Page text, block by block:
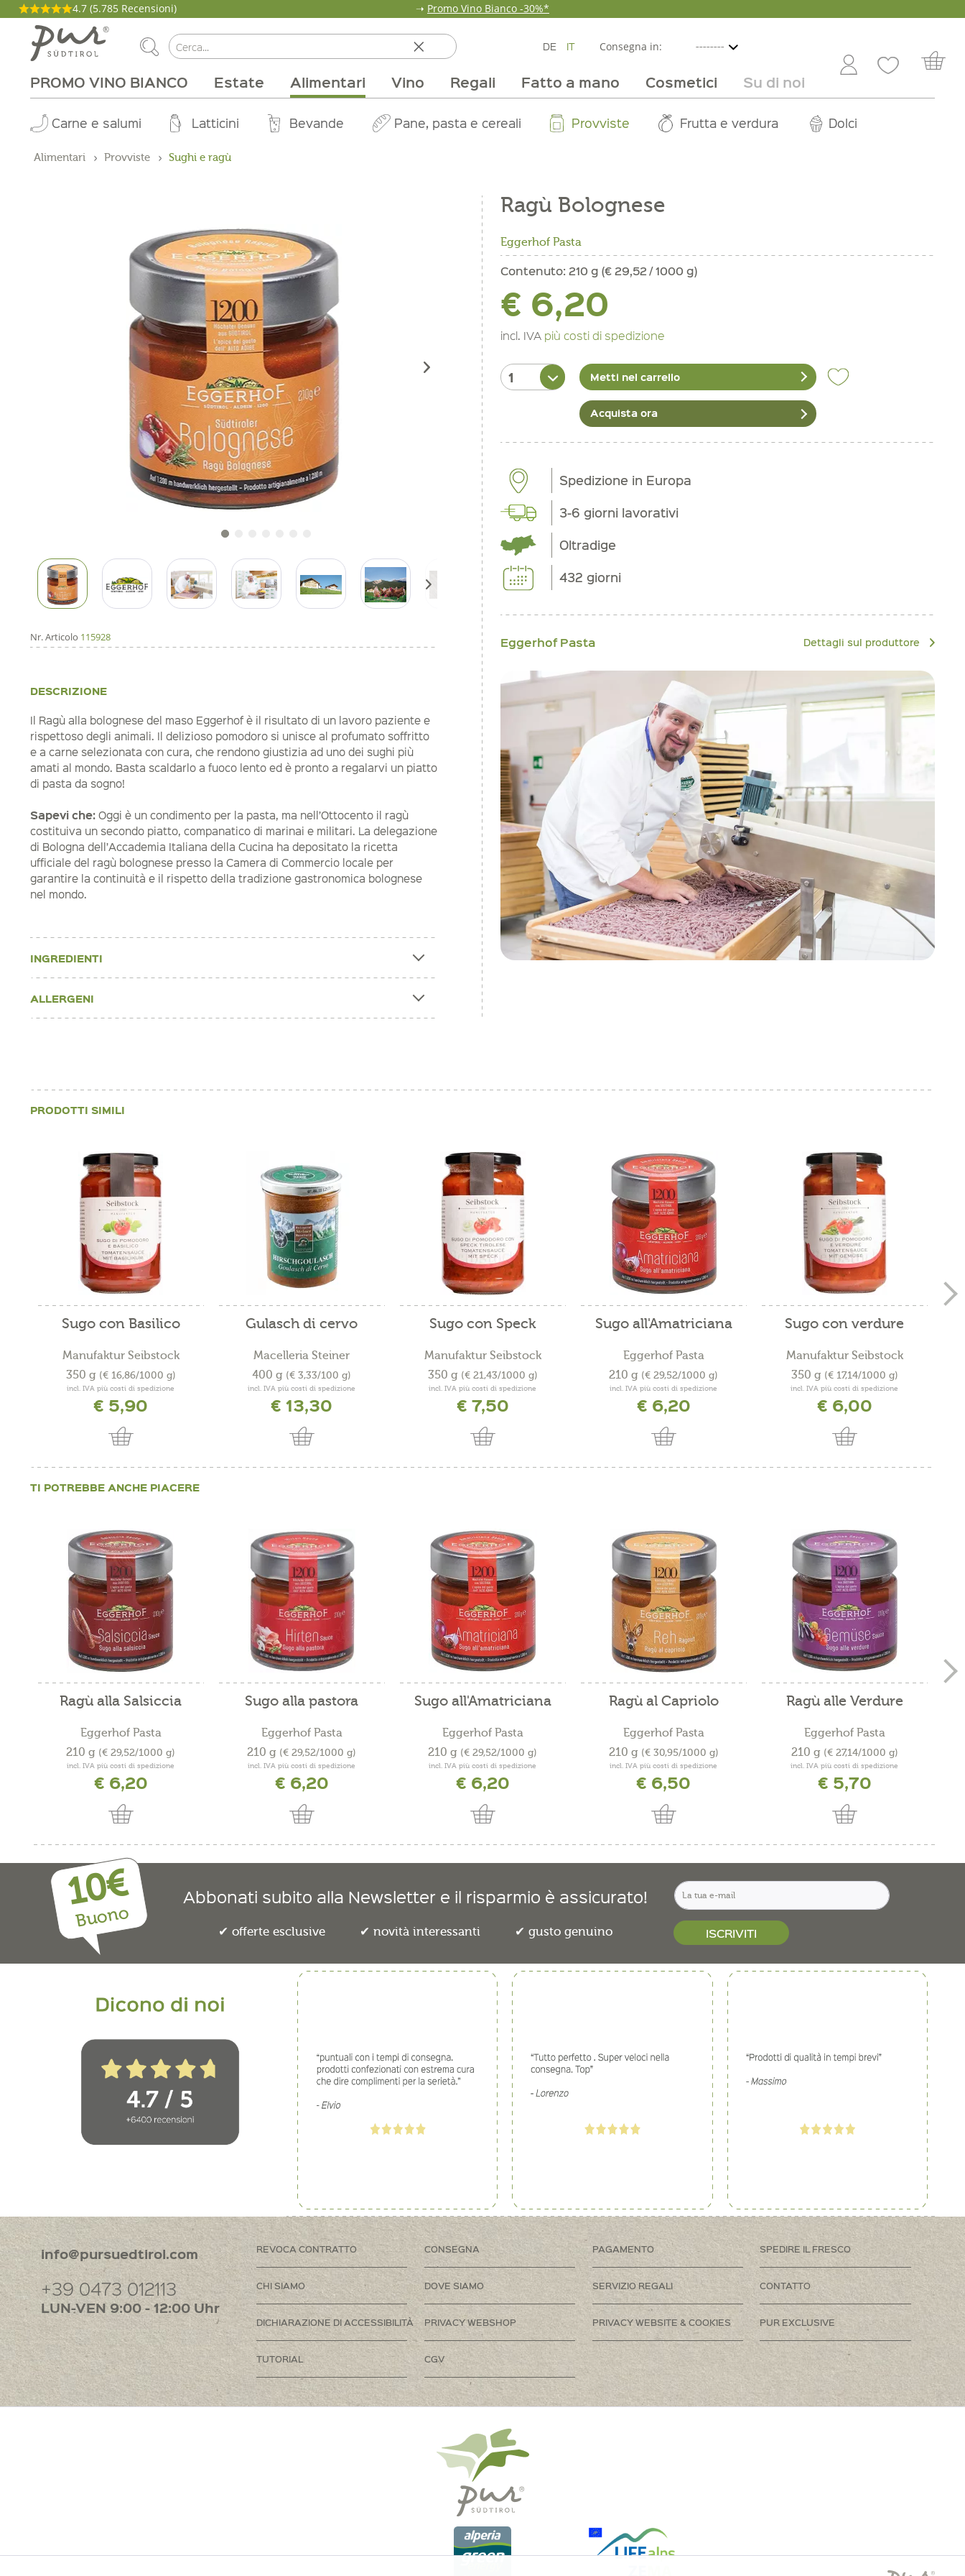
4.7 (5.785 Recensioni) ➝ Promo Vino Bianco -30%*
DE IT Consegna in:
PROMO VINO BIANCO Estate Alimentari Vino Regali Fatto a mano Cosmetici Su di noi
Aperitivo Brunch Per la grigliata Mondo delle fragole Mondo delle albicocche
Carne e salumi Latticini Bevande Pane, pasta e cereali Provviste Frutta e verdura Dolci
Tipi di vino Vitigni Zone vinicole Occasione Selezioni vino Vini in offerta
Pacchetti Abo Box Buono online Borse e confezioni
Cucina Casa Cirmolo
Salute e bellezza Tinture Profumi & fragranze
La nostra filosofia Magazine Produttori Team Nostri mercati Pur Exclusive Online Rivenditori Service Carriera
Alimentari Provviste Sughi e ragù
Nr. Articolo 115928
DESCRIZIONE
Il Ragù alla bolognese del maso Eggerhof è il risultato di un lavoro paziente e
rispettoso degli animali. Il delizioso pomodoro si unisce al profumato soffritto
e a carne selezionata con cura, che rendono giustizia ad uno dei sughi più
amati al mondo. Basta scaldarlo a fuoco lento ed è pronto a regalarvi un piatto
di pasta da sogno!
Sapevi che: Oggi è un condimento per la pasta, ma nell’Ottocento il ragù
costituiva un secondo piatto, companatico di marinai e militari. La delegazione
di Bologna dell’Accademia Italiana della Cucina ha depositato la ricetta
ufficiale del ragù bolognese presso la Camera di Commercio locale per
garantire la continuità e il rispetto della tradizione gastronomica bolognese
nel mondo.
INGREDIENTI
ALLERGENI
Ragù Bolognese
Eggerhof Pasta
Contenuto:210 g (€ 29,52 / 1000 g)
€ 6,20
incl. IVA più costi di spedizione
Metti nel carrello
Acquista ora
Spedizione in Europa
3-6 giorni lavorativi
Oltradige
432 giorni
Eggerhof Pasta Dettagli sul produttore
PRODOTTI SIMILI
Sugo con Basilico
Manufaktur Seibstock
350 g (€ 16,86/1000 g)
incl. IVA più costi di spedizione
€ 5,90
Gulasch di cervo
Macelleria Steiner
400 g (€ 3,33/100 g)
incl. IVA più costi di spedizione
€ 13,30
Sugo con Speck
Manufaktur Seibstock
350 g (€ 21,43/1000 g)
incl. IVA più costi di spedizione
€ 7,50
Sugo all'Amatriciana
Eggerhof Pasta
210 g (€ 29,52/1000 g)
incl. IVA più costi di spedizione
€ 6,20
Sugo con verdure
Manufaktur Seibstock
350 g (€ 17,14/1000 g)
incl. IVA più costi di spedizione
€ 6,00
TI POTREBBE ANCHE PIACERE
Ragù alla Salsiccia
Eggerhof Pasta
210 g (€ 29,52/1000 g)
incl. IVA più costi di spedizione
€ 6,20
Sugo alla pastora
Eggerhof Pasta
210 g (€ 29,52/1000 g)
incl. IVA più costi di spedizione
€ 6,20
Sugo all'Amatriciana
Eggerhof Pasta
210 g (€ 29,52/1000 g)
incl. IVA più costi di spedizione
€ 6,20
Ragù al Capriolo
Eggerhof Pasta
210 g (€ 30,95/1000 g)
incl. IVA più costi di spedizione
€ 6,50
Ragù alle Verdure
Eggerhof Pasta
210 g (€ 27,14/1000 g)
incl. IVA più costi di spedizione
€ 5,70
10€
Buono
Abbonati subito alla Newsletter e il risparmio è assicurato!
offerte esclusive novità interessanti gusto genuino ISCRIVITI
info@pursuedtirol.com
+39 0473 012113
LUN-VEN 9:00 - 12:00 Uhr
REVOCA CONTRATTO CONSEGNA PAGAMENTO SPEDIRE IL FRESCO
CHI SIAMO DOVE SIAMO SERVIZIO REGALI CONTATTO
DICHIARAZIONE DI ACCESSIBILITÀ PRIVACY WEBSHOP PRIVACY WEBSITE & COOKIES PUR EXCLUSIVE
TUTORIAL CGV